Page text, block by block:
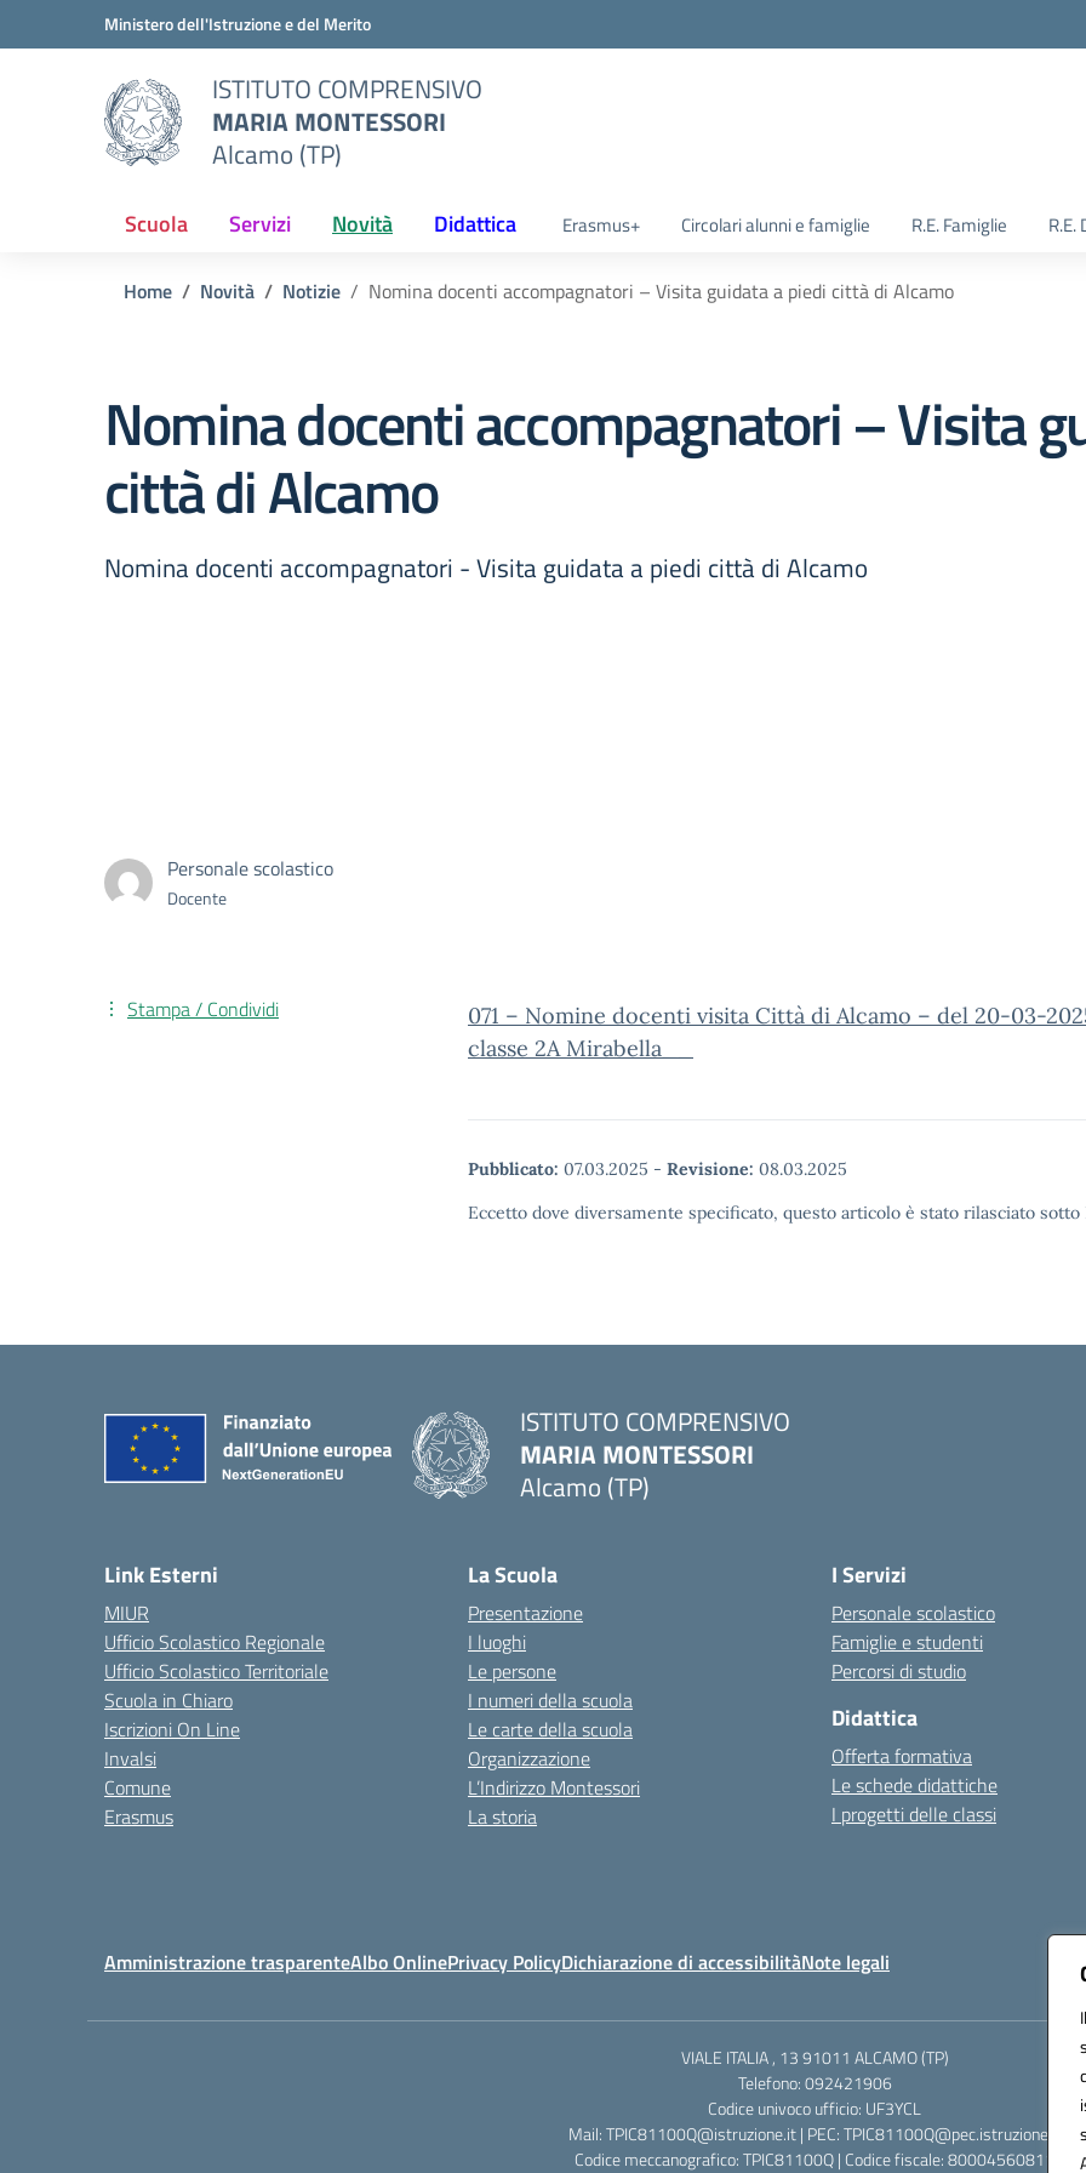
Vai ai contenuti
Vai al menu di navigazioneMinistero dell'Istruzione e del Merito
ISTITUTO COMPRENSIVO
MARIA MONTESSORI
Alcamo (TP)
Scuola Servizi Novità Didattica Erasmus+ Circolari alunni e famiglie R.E. Famiglie R.E.
Home Novità Notizie Nomina docenti accompagnatori – Visita guidata a piedi città di Alcamo
Nomina docenti accompagnatori – Visita
città di Alcamo
Nomina docenti accompagnatori - Visita guidata a piedi città di Alcamo
Personale scolastico
Docente
071 – Nomine docenti visita Città di Alcamo – del 20-03-
classe 2A Mirabella__
Pubblicato: 07.03.2025 - Revisione: 08.03.2025
Eccetto dove diversamente specificato, questo articolo è stato rilasciato
Stampa / Condividi
ISTITUTO COMPRENSIVO
MARIA MONTESSORI
Alcamo (TP)
Link Esterni
MIUR
Ufficio Scolastico Regionale
Ufficio Scolastico Territoriale
Scuola in Chiaro
Iscrizioni On Line
Invalsi
Comune
Erasmus
La Scuola
Presentazione
I luoghi
Le persone
I numeri della scuola
Le carte della scuola
Organizzazione
L’Indirizzo Montessori
La storia
I Servizi
Personale scolastico
Famiglie e studenti
Percorsi di studio
Didattica
Offerta formativa
Le schede didattiche
I progetti delle classi
Amministrazione trasparenteAlbo OnlinePrivacy PolicyDichiarazione di accessibilitàNote legali
VIALE ITALIA , 13 91011 ALCAMO (TP)
Telefono: 092421906
Codice univoco ufficio: UF3YCL
Mail: TPIC81100Q@istruzione.it | PEC: TPIC81100Q@pec.istruzione.it
Codice meccanografico: TPIC81100Q | Codice fiscale: 80004560811